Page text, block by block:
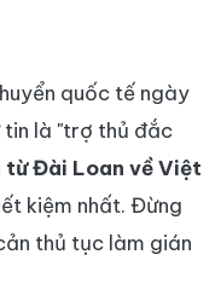
quốc tế ngày
tin là "trợ thủ đắc
từ Đài Loan về Việt
kiệm nhất. Đừng
thủ tục làm gián